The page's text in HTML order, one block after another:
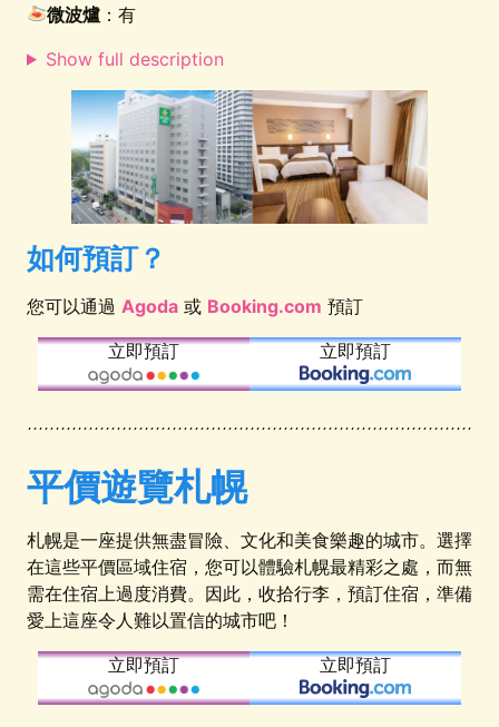
微波爐 ：有
Show full description
如何預訂？
您可以通過 Agoda 或 Booking.com 預訂
立即預訂
立即預訂
平價遊覽札幌
札幌是一座提供無盡冒險、文化和美食樂趣的城市。選擇
在這些平價區域住宿，您可以體驗札幌最精彩之處，而無
需在住宿上過度消費。因此，收拾行李，預訂住宿，準備
愛上這座令人難以置信的城市吧！
立即預訂
立即預訂